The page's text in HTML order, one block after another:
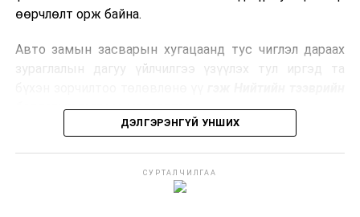
боловсруулах үйлдвэрүүдээр дулаан, цахилгаан
Ийнхүү лаг хатаах, шатаах технологийг лагийн
улсад өргөн ашиглаж байна.
өөрчлөлт орж байна.
Авто замын засварын хугацаанд тус чиглэл дараах
зураглалын дагуу үйлчилгээ үзүүлэх тул иргэд та
бодлогын газраас мэдээллээ.
ДЭЛГЭРЭНГҮЙ УНШИХ
СУРТАЛЧИЛГАА